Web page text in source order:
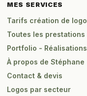
MES SERVICES
Tarifs création de logo
Toutes les prestations
Portfolio - Réalisations
À propos de Stéphane
Contact & devis
Logos par secteur